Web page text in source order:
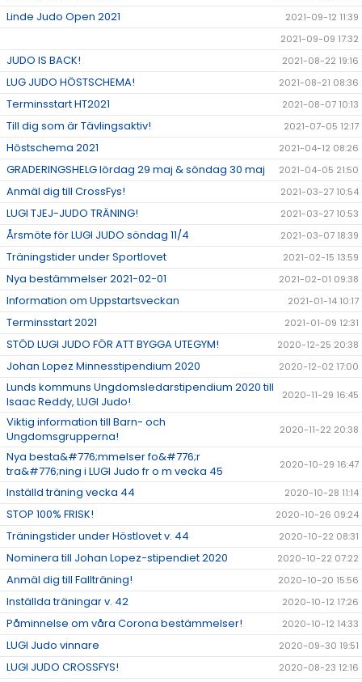
Linde Judo Open 2021
2021-09-12 11:39
2021-09-09 17:32
JUDO IS BACK! 2021-08-22 19:16
LUG JUDO HÖSTSCHEMA! 2021-08-21 08:36
Terminsstart HT2021 2021-08-07 10:13
Till dig som är Tävlingsaktiv! 2021-07-05 12:17
Höstschema 2021 2021-04-12 08:26
GRADERINGSHELG lördag 29 maj & söndag 30 maj 2021-04-05 21:50
Anmäl dig till CrossFys! 2021-03-27 10:54
LUGI TJEJ-JUDO TRÄNING! 2021-03-27 10:53
Årsmöte för LUGI JUDO söndag 11/4 2021-03-07 18:39
Träningstider under Sportlovet 2021-02-15 13:59
Nya bestämmelser 2021-02-01 2021-02-01 09:38
Information om Uppstartsveckan 2021-01-14 10:17
Terminsstart 2021 2021-01-09 12:31
STÖD LUGI JUDO FÖR ATT BYGGA UTEGYM! 2020-12-25 20:38
Johan Lopez Minnesstipendium 2020 2020-12-02 17:00
Lunds kommuns Ungdomsledarstipendium 2020 till
Isaac Reddy, LUGI Judo!
2020-11-29 16:45
Viktig information till Barn- och
Ungdomsgrupperna!
2020-11-22 20:38
Nya besta&#776;mmelser fo&#776;r
tra&#776;ning i LUGI Judo fr o m vecka 45
2020-10-29 16:47
Inställd träning vecka 44 2020-10-28 11:14
STOP 100% FRISK! 2020-10-26 09:24
Träningstider under Höstlovet v. 44 2020-10-22 08:31
Nominera till Johan Lopez-stipendiet 2020 2020-10-22 07:22
Anmäl dig till Fallträning! 2020-10-20 15:56
Inställda träningar v. 42 2020-10-12 17:26
Påminnelse om våra Corona bestämmelser! 2020-10-12 14:33
LUGI Judo vinnare 2020-09-30 19:51
LUGI JUDO CROSSFYS! 2020-08-23 12:16